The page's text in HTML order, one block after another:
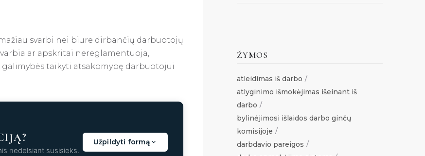
svarbi nei biure dirbančių darbuotojų
ar apskritai nereglamentuoja,
taikyti atsakomybę darbuotojui
nedelsiant susisieks.
Užpildyti formą
ŽYMOS
atleidimas iš darbo
atlyginimo išmokėjimas išeinant iš
darbo
bylinėjimosi išlaidos darbo ginčų
komisijoje
darbdavio pareigos